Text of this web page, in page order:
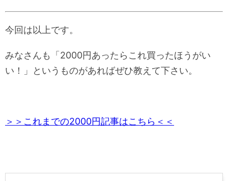
今回は以上です。
みなさんも「2000円あったらこれ買ったほうがい
い！」というものがあればぜひ教えて下さい。
＞＞これまでの2000円記事はこちら＜＜